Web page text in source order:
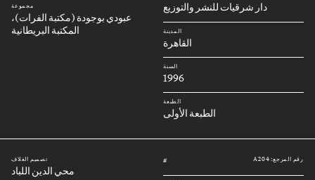
دار شرقيات للنشر والتوزيع
المدينة
القاهرة
السنة
1996
الطبعة
الطبعة الأولى
مجموعة
عبودي بوجودة (مكتبة الفرات)،
المكتبة البريطانية
رقم المرجع: A204 # تصميم الغلاف
محي الدين اللباد